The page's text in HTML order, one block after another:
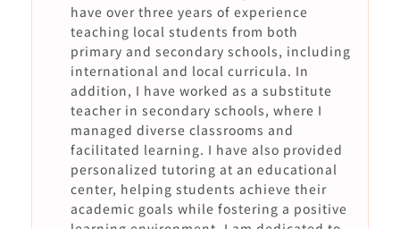
have over three years of experience
teaching local students from both
primary and secondary schools, including
international and local curricula. In
addition, I have worked as a substitute
teacher in secondary schools, where I
managed diverse classrooms and
facilitated learning. I have also provided
personalized tutoring at an educational
center, helping students achieve their
academic goals while fostering a positive